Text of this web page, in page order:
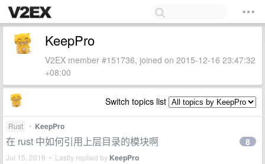
KeepPro
V2EX member #151736, joined on 2015-12-16 23:47:32
+08:00
Switch topics list
Rust • KeepPro
在 rust 中如何引用上层目录的模块啊
Jul 15, 2019 • Lastly replied by KeepPro
8